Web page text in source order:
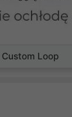
Custom Loop